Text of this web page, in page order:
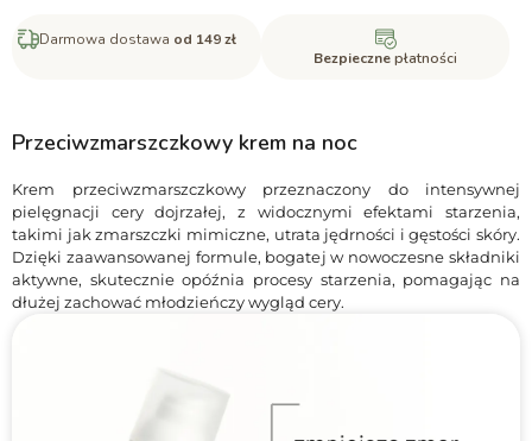
Darmowa dostawa od 149 zł
Bezpiecznepłatności
Przeciwzmarszczkowy krem na noc
Krem przeciwzmarszczkowy przeznaczony do intensywnej
pielęgnacji cery dojrzałej, z widocznymi efektami starzenia,
takimi jak zmarszczki mimiczne, utrata jędrności i gęstości skóry.
Dzięki zaawansowanej formule, bogatej w nowoczesne składniki
aktywne, skutecznie opóźnia procesy starzenia, pomagając na
dłużej zachować młodzieńczy wygląd cery.